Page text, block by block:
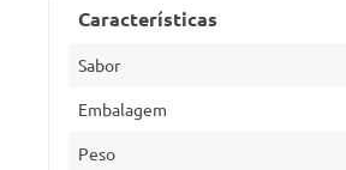
Características
Sabor
Embalagem
Peso